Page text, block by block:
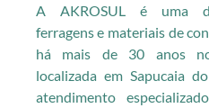
A AKROSUL é uma
ferragens e materiais de
há mais de 30 anos
localizada em Sapucaia
atendimento